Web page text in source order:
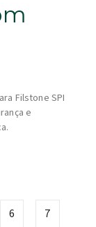
Filstone SPI
e
6 7